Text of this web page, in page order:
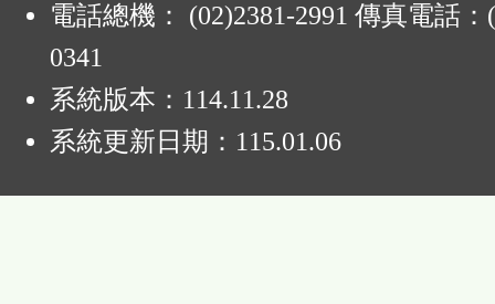
電話總機： (02)2381-2991 傳真電話：
0341
系統版本： 114.11.28
系統更新日期： 115.01.06